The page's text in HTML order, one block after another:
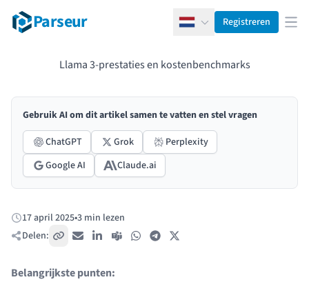
Parseur NederlandsRegistreren
Llama 3-prestaties en kostenbenchmarks
Gebruik AI om dit artikel samen te vatten en stel vragen
ChatGPT
Grok
Perplexity
Google AI
Claude.ai
Gepubliceerd:
17 april 2025•3 min lezen
Delen:
Kopieer link
E-mail LinkedIn
Teams WhatsAppTelegram
Belangrijkste punten: